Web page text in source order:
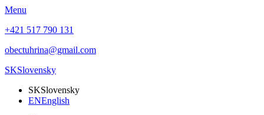
Menu
+421 517 790 131
obectuhrina@gmail.com
SKSlovensky
SKSlovensky
ENEnglish